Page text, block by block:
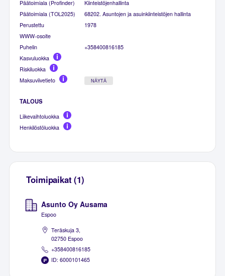
Päätoimiala (Profinder)
Kiinteistöjenhallinta
Päätoimiala (TOL2025)
68202. Asuntojen ja asuinkiinteistöjen hallinta
Perustettu
1978
WWW-osoite
Puhelin
+358400816185
Kasvuluokka
Riskiluokka
Maksuviivetieto
NÄYTÄ
TALOUS
Liikevaihtoluokka
Henkilöstöluokka
Toimipaikat (1)
Asunto Oy Ausama
Espoo
Teräskuja 3,
02750 Espoo
+358400816185
ID: 6000101465